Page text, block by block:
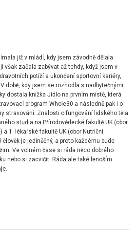
již v mládí, kdy jsem závodně dělala
však začala zabývat až tehdy, když jsem v
potíží a ukončení sportovní kariéry,
době, kdy jsem se rozhodla s nadbytečnými
dostala knížka Jídlo na prvním místě, která
program Whole30 a následně pak i o
stravování. Znalosti o fungování lidského těla
studia na Přírodovědecké fakultě UK (obor
a 1. lékařské fakultě UK (obor Nutriční
je jediněčný, a proto každému bude
Ve volném čase si ráda něco dobrého
nebo si zacvičit. Ráda ale také lenoším